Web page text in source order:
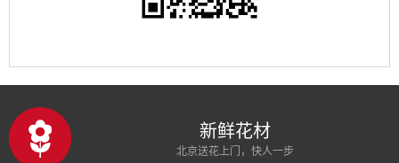
新鲜花材
北京送花上门，快人一步